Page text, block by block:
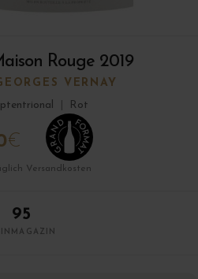
Rouge 2019
VERNAY
Rot
€
Versandkosten
95